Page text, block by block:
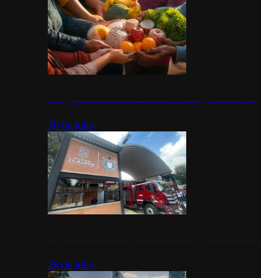
30 de julio
28 de julio